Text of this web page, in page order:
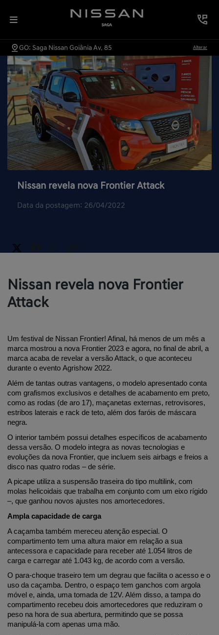
GO: Saga Nissan Goiânia Av. 85 Alterar
Nissan revela nova Frontier Attack
Data da postagem: 26/04/2022
Nissan revela nova Frontier
Attack
Um festival de Nissan Frontier! Afinal, há menos de um mês a
marca mostrou a nova Frontier 2023 e agora, no final de abril, a
marca acaba de revelar a versão Attack, o que aconteceu
durante o evento Agrishow 2022.
Além de tantas outras vantagens, o modelo apresentado conta
com grafismos exclusivos e detalhes de acabamento em preto,
como as rodas (de aro 17), maçanetas externas, retrovisores,
estribos laterais e rack de teto, além dos faróis de máscara
negra.
O interior também possui detalhes específicos de acabamento
dessa versão. O modelo integra as novas tecnologias e
evoluções da nova Frontier, que incluem seis airbags e freios a
disco nas quatro rodas – de série.
A picape utiliza a suspensão traseira do tipo multilink, com
molas helicoidais que trabalha em conjunto com um eixo rígido
–, que ganhou novos ajustes nos amortecedores.
Ampla capacidade de carga
A caçamba também mereceu atenção especial. O
compartimento tem uma altura maior em relação a sua
antecessora e capacidade para receber até 1.054 litros de
carga e carregar até 1.043 kg, de acordo com a versão.
O para-choque traseiro tem um degrau que facilita o acesso e o
uso da caçamba. Dentro, o espaço tem ganchos com argola
móvel e, ainda, uma tomada de 12V. Além disso, a tampa do
compartimento recebeu dois amortecedores que reduziram o
peso na hora de sua abertura, permitindo que se possa
manipulá-la com apenas uma mão.